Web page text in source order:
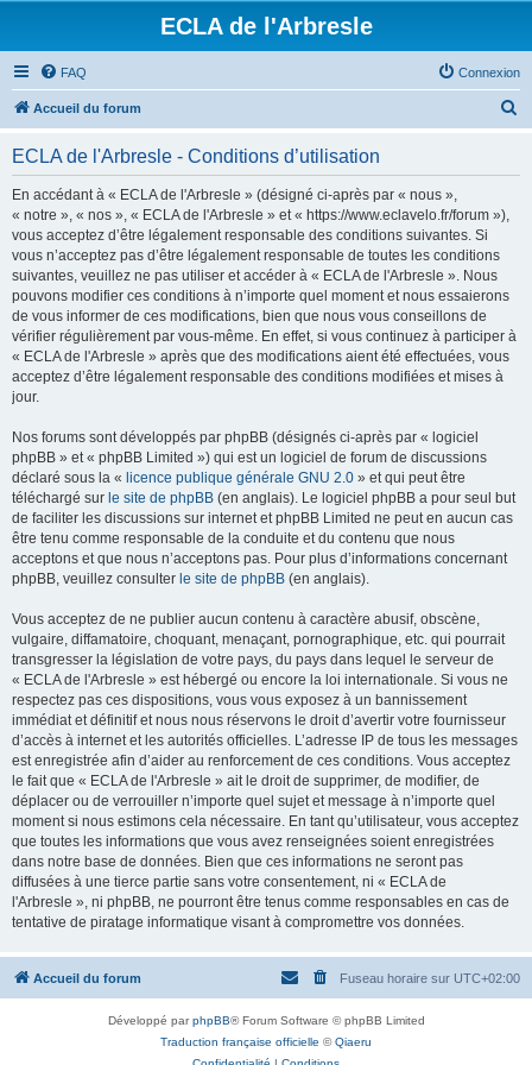
ECLA de l'Arbresle
FAQ Connexion
Accueil du forum
ECLA de l'Arbresle - Conditions d’utilisation
En accédant à « ECLA de l'Arbresle » (désigné ci-après par « nous »,
« notre », « nos », « ECLA de l'Arbresle » et « https://www.eclavelo.fr/forum »),
vous acceptez d’être légalement responsable des conditions suivantes. Si
vous n’acceptez pas d’être légalement responsable de toutes les conditions
suivantes, veuillez ne pas utiliser et accéder à « ECLA de l'Arbresle ». Nous
pouvons modifier ces conditions à n’importe quel moment et nous essaierons
de vous informer de ces modifications, bien que nous vous conseillons de
vérifier régulièrement par vous-même. En effet, si vous continuez à participer à
« ECLA de l'Arbresle » après que des modifications aient été effectuées, vous
acceptez d’être légalement responsable des conditions modifiées et mises à
jour.
Nos forums sont développés par phpBB (désignés ci-après par « logiciel
phpBB » et « phpBB Limited ») qui est un logiciel de forum de discussions
déclaré sous la « licence publique générale GNU 2.0 » et qui peut être
téléchargé sur le site de phpBB (en anglais). Le logiciel phpBB a pour seul but
de faciliter les discussions sur internet et phpBB Limited ne peut en aucun cas
être tenu comme responsable de la conduite et du contenu que nous
acceptons et que nous n’acceptons pas. Pour plus d’informations concernant
phpBB, veuillez consulter le site de phpBB (en anglais).
Vous acceptez de ne publier aucun contenu à caractère abusif, obscène,
vulgaire, diffamatoire, choquant, menaçant, pornographique, etc. qui pourrait
transgresser la législation de votre pays, du pays dans lequel le serveur de
« ECLA de l'Arbresle » est hébergé ou encore la loi internationale. Si vous ne
respectez pas ces dispositions, vous vous exposez à un bannissement
immédiat et définitif et nous nous réservons le droit d’avertir votre fournisseur
d’accès à internet et les autorités officielles. L’adresse IP de tous les messages
est enregistrée afin d’aider au renforcement de ces conditions. Vous acceptez
le fait que « ECLA de l'Arbresle » ait le droit de supprimer, de modifier, de
déplacer ou de verrouiller n’importe quel sujet et message à n’importe quel
moment si nous estimons cela nécessaire. En tant qu’utilisateur, vous acceptez
que toutes les informations que vous avez renseignées soient enregistrées
dans notre base de données. Bien que ces informations ne seront pas
diffusées à une tierce partie sans votre consentement, ni « ECLA de
l'Arbresle », ni phpBB, ne pourront être tenus comme responsables en cas de
tentative de piratage informatique visant à compromettre vos données.
Accueil du forum Fuseau horaire sur UTC+02:00
Développé parphpBB® Forum Software © phpBB Limited
Traduction française officielle ©Qiaeru